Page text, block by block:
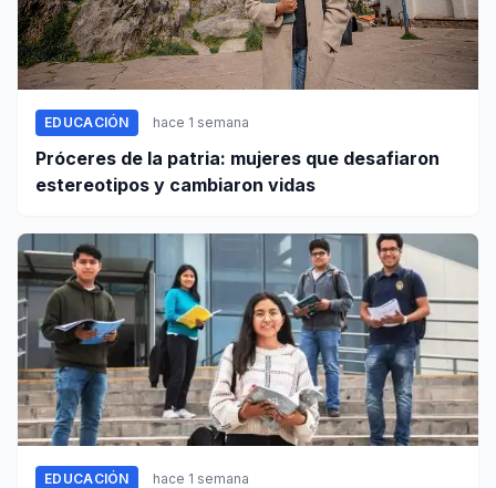
EDUCACIÓN hace 1 semana
Próceres de la patria: mujeres que desafiaron
estereotipos y cambiaron vidas
EDUCACIÓN hace 1 semana